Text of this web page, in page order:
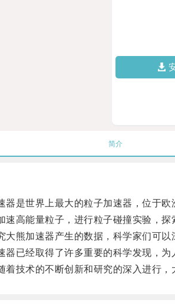
简介
是世界上最大的粒子加速器，位于欧
高能量粒子，进行粒子碰撞实验，探
熊加速器产生的数据，科学家们可以
已经取得了许多重要的科学发现，为
技术的不断创新和研究的深入进行，